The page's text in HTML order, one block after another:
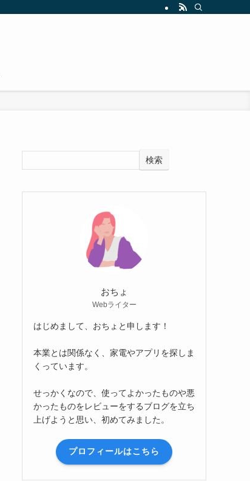
検索
おちょ
Webライター
はじめまして、おちょと申します！
本業とは関係なく、家電やアプリを探しま
くっています。
せっかくなので、使ってよかったものや悪
かったものをレビューをするブログを立ち
上げようと思い、初めてみました。
プロフィールはこちら